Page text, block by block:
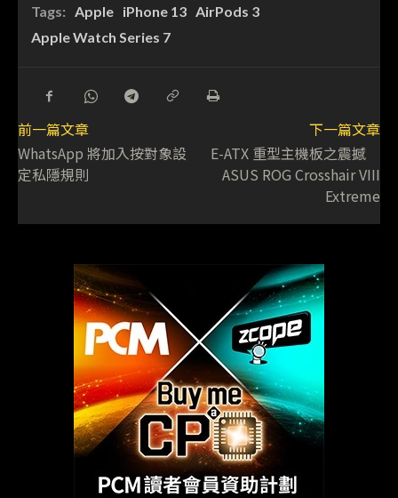
Tags: Apple iPhone 13 AirPods 3
Apple Watch Series 7
前一篇文章
WhatsApp 將加入按對象設
定私隱規則
下一篇文章
E-ATX 重型主機板之震撼
ASUS ROG Crosshair VIII
Extreme